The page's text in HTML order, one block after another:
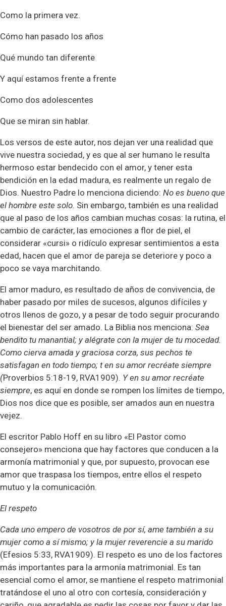
Como la primera vez.
Cómo han pasado los años
Qué mundo tan diferente
Y aquí estamos frente a frente
Como dos adolescentes
Que se miran sin hablar.
Los versos de este autor, nos dejan ver una realidad que
vive nuestra sociedad, y es que al ser humano le resulta
hermoso estar bendecido con el amor, y tener esta
bendición en la edad madura, es realmente un regalo de
Dios. Nuestro Padre lo menciona diciendo: No es bueno que
el hombre este solo. Sin embargo, también es una realidad
que al paso de los años cambian muchas cosas: la rutina, el
cambio de carácter, las emociones a flor de piel, el
considerar «cursi» o ridículo expresar sentimientos a esta
edad, hacen que el amor de pareja se deteriore y poco a
poco se vaya marchitando.
El amor maduro, es resultado de años de convivencia, de
haber pasado por miles de sucesos, algunos difíciles y
otros llenos de gozo, y a pesar de todo seguir procurando
el bienestar del ser amado. La Biblia nos menciona: Sea
bendito tu manantial; y alégrate con la mujer de tu mocedad.
Como cierva amada y graciosa corza, sus pechos te
satisfagan en todo tiempo; t en su amor recréate siempre
(Proverbios 5:18-19, RVA1909). Y en su amor recréate
siempre, es aquí en donde se rompen los límites de tiempo,
Dios nos dice que es posible, ser amados aun en nuestra
vejez.
El escritor Pablo Hoff en su libro «El Pastor como
consejero» menciona que hay factores que conducen a la
armonía matrimonial y que, por supuesto, provocan ese
amor que traspasa los tiempos, entre ellos el respeto
mutuo y la comunicación.
El respeto
Cada uno empero de vosotros de por sí, ame también a su
mujer como a sí mismo; y la mujer reverencie a su marido
(Efesios 5:33, RVA1909). El respeto es uno de los factores
más importantes para la armonía matrimonial. Es tan
esencial como el amor, se mantiene el respeto matrimonial
tratándose el uno al otro con cortesía, consideración y